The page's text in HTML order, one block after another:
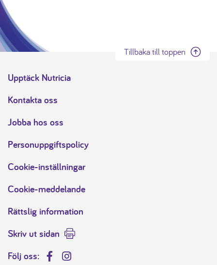
Tillbaka till toppen
Upptäck Nutricia
Kontakta oss
Jobba hos oss
Personuppgiftspolicy
Cookie-inställningar
Cookie-meddelande
Rättslig information
Skriv ut sidan
Följ oss: